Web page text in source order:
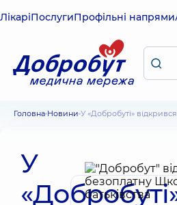
ЛікаріПослугиПрофільні напрями
Головна Новини У «Добробуті» відкрився
У